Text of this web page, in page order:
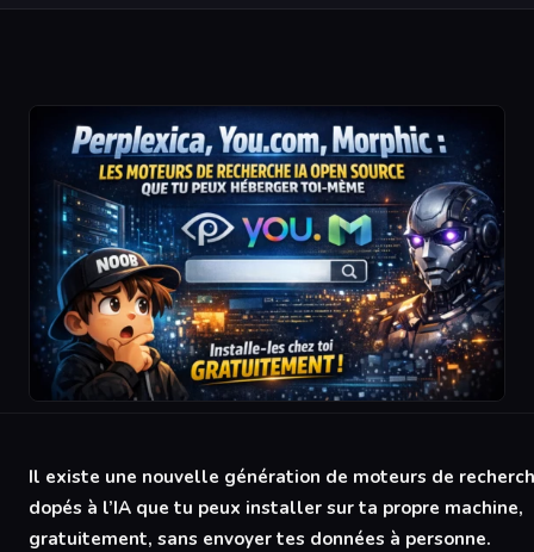
Il existe une nouvelle génération de moteurs de
dopés à l’IA que tu peux installer sur ta propre machine,
gratuitement, sans envoyer tes données à personne.